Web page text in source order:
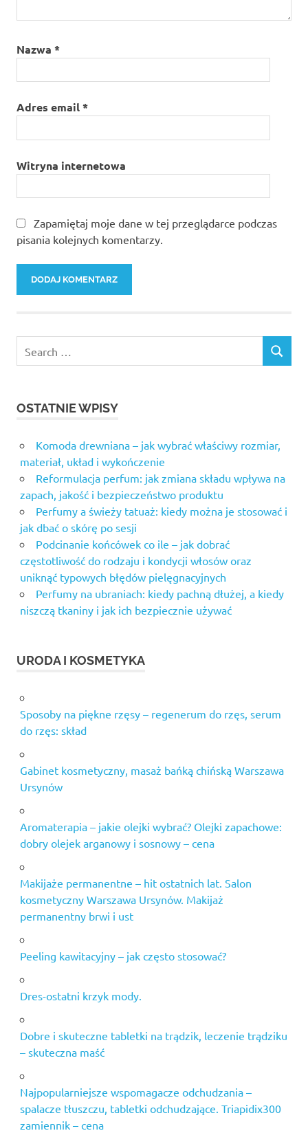
Nazwa *
Adres email*
Witryna internetowa
Zapamiętaj moje dane w tej przeglądarce podczas
pisania kolejnych komentarzy.
OSTATNIE WPISY
Komoda drewniana – jak wybrać właściwy rozmiar,
materiał, układ i wykończenie
Reformulacja perfum: jak zmiana składu wpływa na
zapach, jakość i bezpieczeństwo produktu
Perfumy a świeży tatuaż: kiedy można je stosować i
jak dbać o skórę po sesji
Podcinanie końcówek co ile – jak dobrać
częstotliwość do rodzaju i kondycji włosów oraz
uniknąć typowych błędów pielęgnacyjnych
Perfumy na ubraniach: kiedy pachną dłużej, a kiedy
niszczą tkaniny i jak ich bezpiecznie używać
URODA I KOSMETYKA
Sposoby na piękne rzęsy – regenerum do rzęs, serum
do rzęs: skład
Gabinet kosmetyczny, masaż bańką chińską Warszawa
Ursynów
Aromaterapia – jakie olejki wybrać? Olejki zapachowe:
dobry olejek arganowy i sosnowy – cena
Makijaże permanentne – hit ostatnich lat. Salon
kosmetyczny Warszawa Ursynów. Makijaż
permanentny brwi i ust
Peeling kawitacyjny – jak często stosować?
Dres-ostatni krzyk mody.
Dobre i skuteczne tabletki na trądzik, leczenie trądziku
– skuteczna maść
Najpopularniejsze wspomagacze odchudzania –
spalacze tłuszczu, tabletki odchudzające. Triapidix300
zamiennik – cena